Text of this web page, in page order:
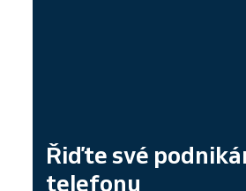
Řiďte své
telefonu